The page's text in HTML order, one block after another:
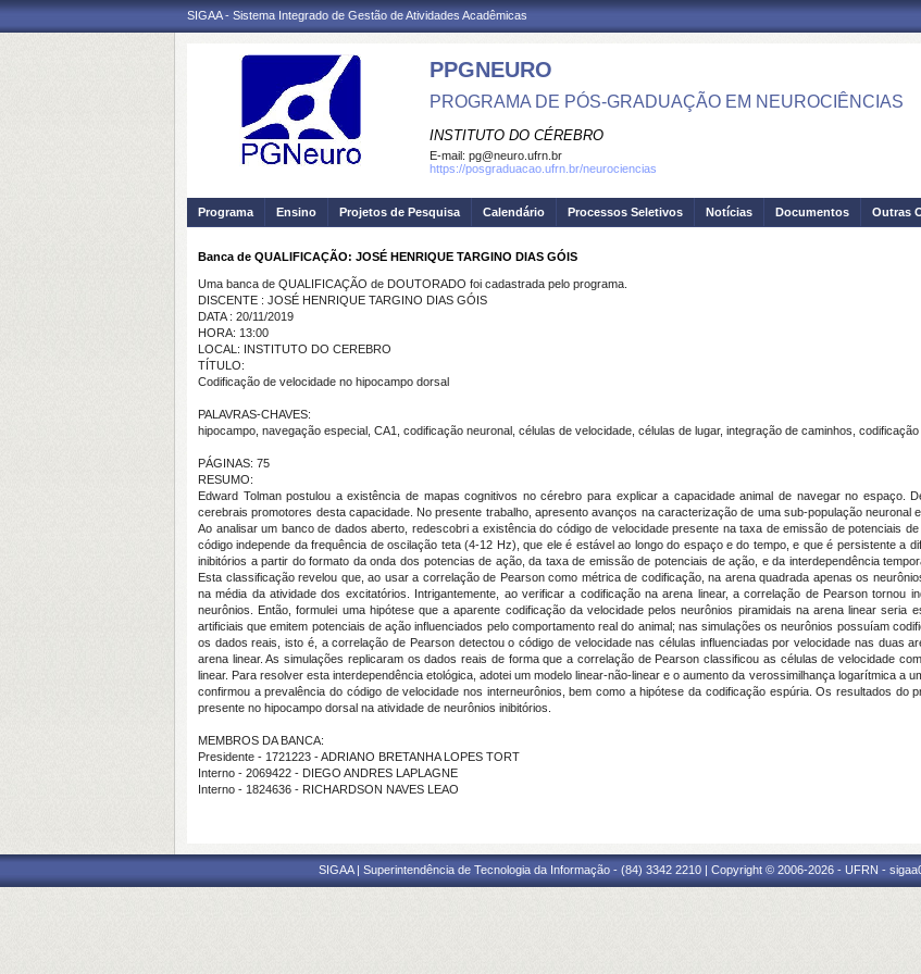
SIGAA - Sistema Integrado de Gestão de Atividades Acadêmicas
PPGNEURO
PROGRAMA DE PÓS-GRADUAÇÃO EM NEUROCIÊNCIAS
INSTITUTO DO CÉREBRO
E-mail: pg@neuro.ufrn.br
https://posgraduacao.ufrn.br/neurociencias
Programa Ensino Projetos de Pesquisa Calendário Processos Seletivos Notícias Documentos Outras
Banca de QUALIFICAÇÃO: JOSÉ HENRIQUE TARGINO DIAS GÓIS
Uma banca de QUALIFICAÇÃO de DOUTORADO foi cadastrada pelo programa.
DISCENTE : JOSÉ HENRIQUE TARGINO DIAS GÓIS
DATA : 20/11/2019
HORA: 13:00
LOCAL: INSTITUTO DO CEREBRO
TÍTULO:
Codificação de velocidade no hipocampo dorsal
PALAVRAS-CHAVES:
hipocampo, navegação especial, CA1, codificação neuronal, células de velocidade, células de lugar, integração de caminhos,
PÁGINAS: 75
RESUMO:
Edward Tolman postulou a existência de mapas cognitivos no cérebro para explicar a capacidade animal de navegar no espaço.
cerebrais promotores desta capacidade. No presente trabalho, apresento avanços na caracterização de uma sub-população neuronal
Ao analisar um banco de dados aberto, redescobri a existência do código de velocidade presente na taxa de emissão de potenciais
código independe da frequência de oscilação teta (4-12 Hz), que ele é estável ao longo do espaço e do tempo, e que é persistente a
inibitórios a partir do formato da onda dos potencias de ação, da taxa de emissão de potenciais de ação, e da interdependência
Esta classificação revelou que, ao usar a correlação de Pearson como métrica de codificação, na arena quadrada apenas os
na média da atividade dos excitatórios. Intrigantemente, ao verificar a codificação na arena linear, a correlação de Pearson tornou
neurônios. Então, formulei uma hipótese que a aparente codificação da velocidade pelos neurônios piramidais na arena linear seria
artificiais que emitem potenciais de ação influenciados pelo comportamento real do animal; nas simulações os neurônios possuíam
os dados reais, isto é, a correlação de Pearson detectou o código de velocidade nas células influenciadas por velocidade nas duas
arena linear. As simulações replicaram os dados reais de forma que a correlação de Pearson classificou as células de velocidade
linear. Para resolver esta interdependência etológica, adotei um modelo linear-não-linear e o aumento da verossimilhança logarítmica a
confirmou a prevalência do código de velocidade nos interneurônios, bem como a hipótese da codificação espúria. Os resultados do
presente no hipocampo dorsal na atividade de neurônios inibitórios.
MEMBROS DA BANCA:
Presidente - 1721223 - ADRIANO BRETANHA LOPES TORT
Interno - 2069422 - DIEGO ANDRES LAPLAGNE
Interno - 1824636 - RICHARDSON NAVES LEAO
SIGAA | Superintendência de Tecnologia da Informação - (84) 3342 2210 | Copyright © 2006-2026 - UFRN -